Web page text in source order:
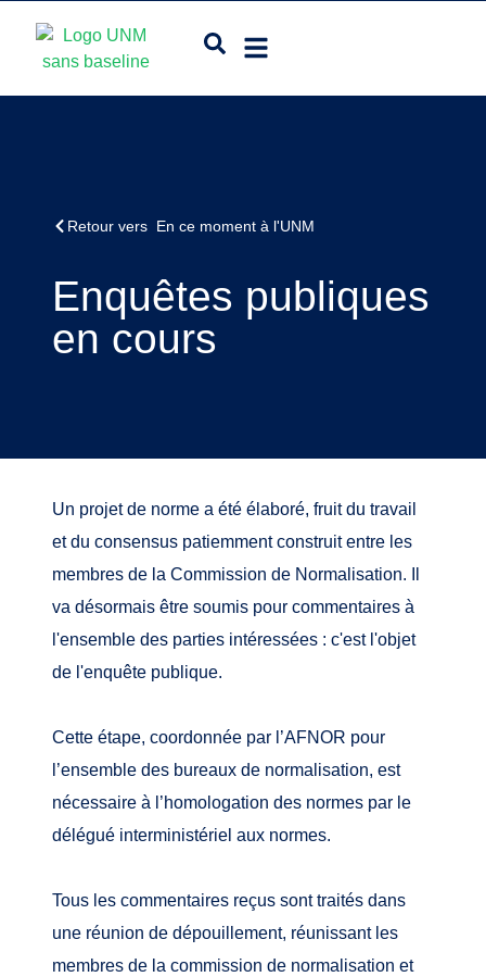
Retour vers En ce moment à l'UNM
Enquêtes publiques
en cours
Un projet de norme a été élaboré, fruit du travail
et du consensus patiemment construit entre les
membres de la Commission de Normalisation. Il
va désormais être soumis pour commentaires à
l'ensemble des parties intéressées : c'est l'objet
de l'enquête publique.
Cette étape, coordonnée par l’AFNOR pour
l’ensemble des bureaux de normalisation, est
nécessaire à l’homologation des normes par le
délégué interministériel aux normes.
Tous les commentaires reçus sont traités dans
une réunion de dépouillement, réunissant les
membres de la commission de normalisation et